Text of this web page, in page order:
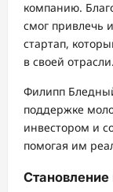
компанию.
смог привлечь
стартап,
в своей отрасли.
Филипп
поддержке
инвестором и
помогая им
Становление